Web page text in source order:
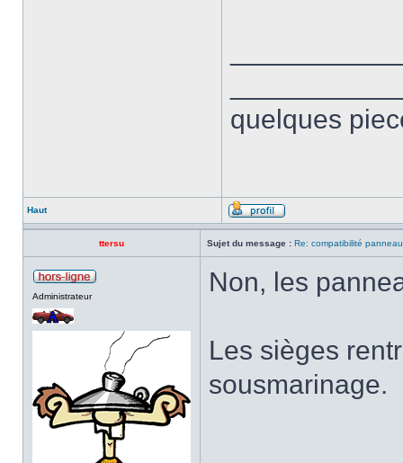
quelques
Haut
ttersu Sujet du message : Re: compatibilité
Administrateur Non, les
Les sièges
sousmarinage.